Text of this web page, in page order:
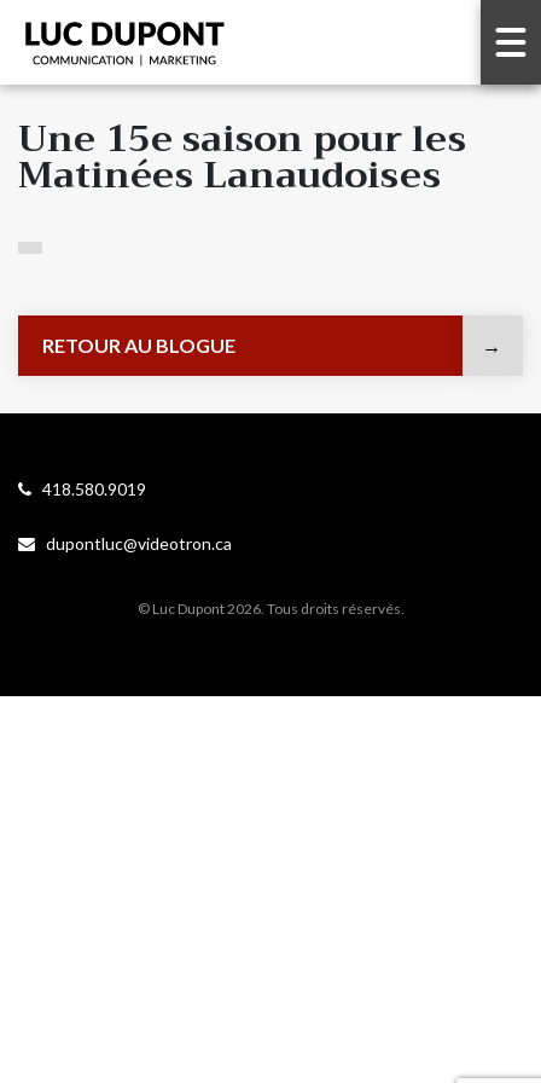
Une 15e saison pour les
Matinées Lanaudoises
RETOUR AU BLOGUE
418.580.9019
dupontluc@videotron.ca
© Luc Dupont 2026. Tous droits réservés.